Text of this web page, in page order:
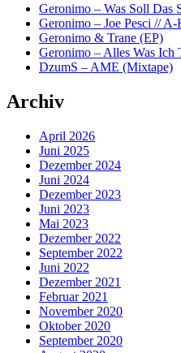
Geronimo – Was Soll Das
Geronimo – Joe Pesci //
Geronimo & Trane (EP)
Geronimo – Alles Was Ich
DzumS – AME (Mixtape)
Archiv
April 2026
Juni 2025
Dezember 2024
Juni 2024
Dezember 2023
Juni 2023
Mai 2023
Dezember 2022
September 2022
Juni 2022
Dezember 2021
Februar 2021
November 2020
Oktober 2020
September 2020